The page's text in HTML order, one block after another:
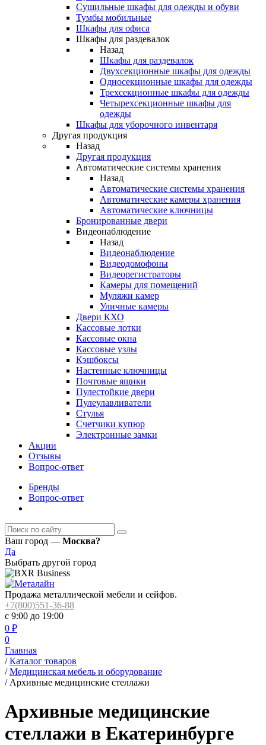
Сушильные шкафы для одежды и обуви
Тумбы мобильные
Шкафы для офиса
Шкафы для раздевалок
Назад
Шкафы для раздевалок
Двухсекционные шкафы для одежды
Односекционные шкафы для одежды
Трехсекционные шкафы для одежды
Четырехсекционные шкафы для
одежды
Шкафы для уборочного инвентаря
Другая продукция
Назад
Другая продукция
Автоматические системы хранения
Назад
Автоматические системы хранения
Автоматические камеры хранения
Автоматические ключницы
Бронированные двери
Видеонаблюдение
Назад
Видеонаблюдение
Видеодомофоны
Видеорегистраторы
Камеры для помещений
Муляжи камер
Уличные камеры
Двери КХО
Кассовые лотки
Кассовые окна
Кассовые узлы
Кэшбоксы
Настенные ключницы
Почтовые ящики
Пулестойкие двери
Пулеулавливатели
Стулья
Счетчики купюр
Электронные замки
Акции
Отзывы
Вопрос-ответ
Бренды
Вопрос-ответ
Ваш город — Москва?
Да
Выбрать другой город
Продажа металлической мебели и сейфов.
+7(800)551-36-88
с 9:00 до 19:00
0 ₽
0
Главная
/ Каталог товаров
/ Медицинская мебель и оборудование
/ Архивные медицинские стеллажи
Архивные медицинские
стеллажи в Екатеринбурге